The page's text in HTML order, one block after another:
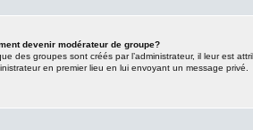
devenir modérateur de groupe?
des groupes sont créés par l’administrateur, il leur est
en premier lieu en lui envoyant un message privé.